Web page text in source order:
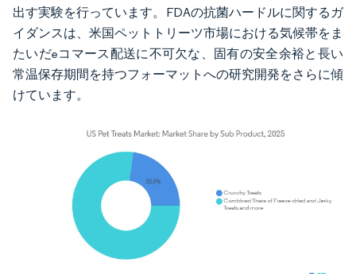
出す実験を行っています。FDAの抗菌ハードルに関するガ
イダンスは、米国ペットトリーツ市場における気候帯をま
たいだeコマース配送に不可欠な、固有の安全余裕と長い
常温保存期間を持つフォーマットへの研究開発をさらに傾
けています。